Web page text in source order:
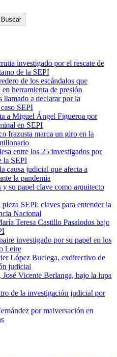
Buscar
investigado por el rescate de
de la SEPI
de los escándalos que
herramienta de presión
llamado a declarar por la
SEPI
a Miguel Ángel Figueroa por
en SEPI
Irazusta marca un giro en la
entre los 25 investigados por
la SEPI
causa judicial que afecta a
la pandemia
su papel clave como arquitecto
SEPI: claves para entender la
Nacional
Teresa Castillo Pasalodos bajo
investigado por su papel en los
Leire
López Buciega, exdirectivo de
judicial
Vicente Berlanga, bajo la lupa
de la investigación judicial por
por malversación en